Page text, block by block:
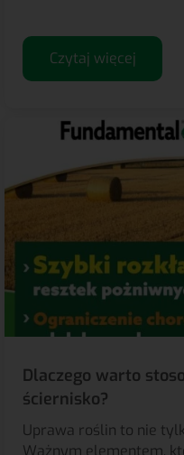
Czytaj więcej
Dlaczego warto
ściernisko?
Uprawa roślin to nie
Ważnym elementem,